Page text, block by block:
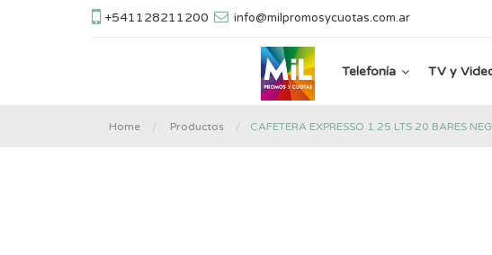
+541128211200 info@milpromosycuotas.com.ar
Telefonía TV y
Home Productos CAFETERA EXPRESSO 1.25 LTS 20 BARES